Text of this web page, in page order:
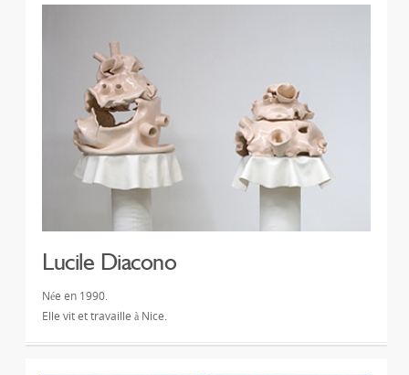
Lucile Diacono
Née en 1990.
Elle vit et travaille à Nice.